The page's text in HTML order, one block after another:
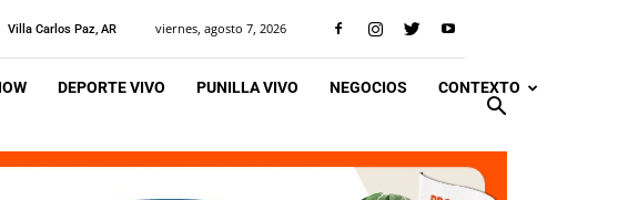
Villa Carlos Paz, AR viernes, agosto 7, 2026
DEPORTE VIVO PUNILLA VIVO NEGOCIOS CONTEXTO